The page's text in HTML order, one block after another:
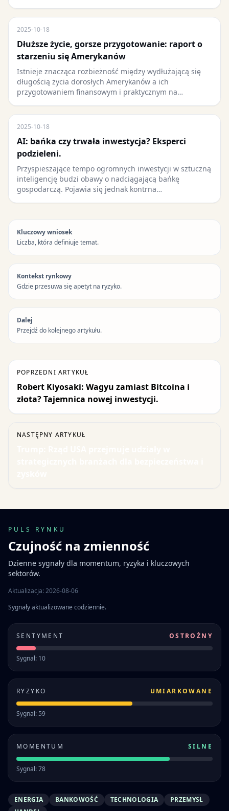
2025-10-18
Dłuższe życie, gorsze przygotowanie: raport o
starzeniu się Amerykanów
Istnieje znacząca rozbieżność między wydłużającą się
długością życia dorosłych Amerykanów a ich
przygotowaniem finansowym i praktycznym na…
2025-10-18
AI: bańka czy trwała inwestycja? Eksperci
podzieleni.
Przyspieszające tempo ogromnych inwestycji w sztuczną
inteligencję budzi obawy o nadciągającą bańkę
gospodarczą. Pojawia się jednak kontrna…
Kluczowy wniosek
Liczba, która definiuje temat.
Kontekst rynkowy
Gdzie przesuwa się apetyt na ryzyko.
Dalej
Przejdź do kolejnego artykułu.
POPRZEDNI ARTYKUŁ
Robert Kiyosaki: Wagyu zamiast Bitcoina i
złota? Tajemnica nowej inwestycji.
NASTĘPNY ARTYKUŁ
PULS RYNKU
Czujność na zmienność
Dzienne sygnały dla momentum, ryzyka i kluczowych
sektorów.
Aktualizacja: 2026-08-06
Sygnały aktualizowane codziennie.
SENTYMENT OSTROŻNY
Sygnał: 10
RYZYKO UMIARKOWANE
Sygnał: 59
MOMENTUM SILNE
Sygnał: 78
ENERGIA BANKOWOŚĆ TECHNOLOGIA
PRZEMYSŁ